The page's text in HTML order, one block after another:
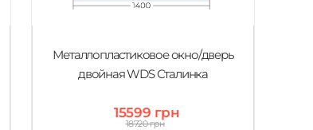
Металлопластиковое окно/дверь
двойная WDS Сталинка
15599 грн
18720 грн